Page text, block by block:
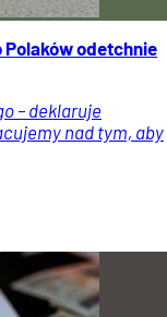
odetchnie
– deklaruje
nad tym, aby